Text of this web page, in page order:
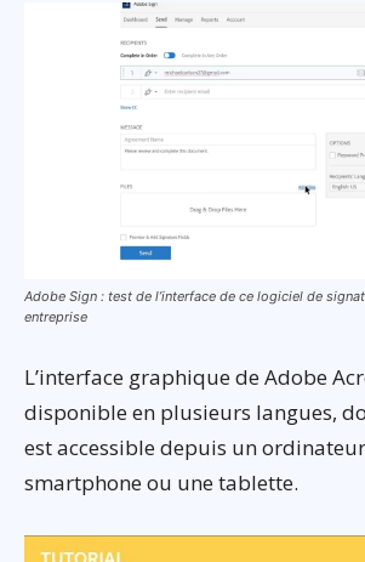
Adobe Sign : test de l’interface de ce logiciel de
entreprise
L’interface graphique de Adobe
disponible en plusieurs langues,
est accessible depuis un
smartphone ou une tablette.